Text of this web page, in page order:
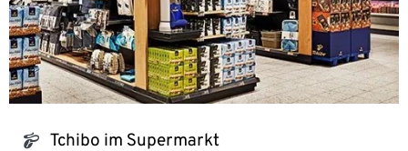
tchibo_logo Tchibo im Supermarkt